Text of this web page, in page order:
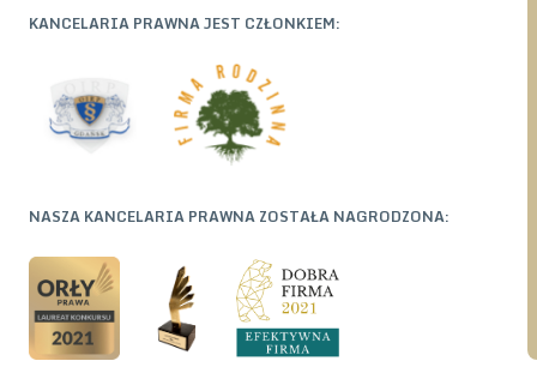
KANCELARIA PRAWNA JEST CZŁONKIEM:
NASZA KANCELARIA PRAWNA ZOSTAŁA NAGRODZONA: